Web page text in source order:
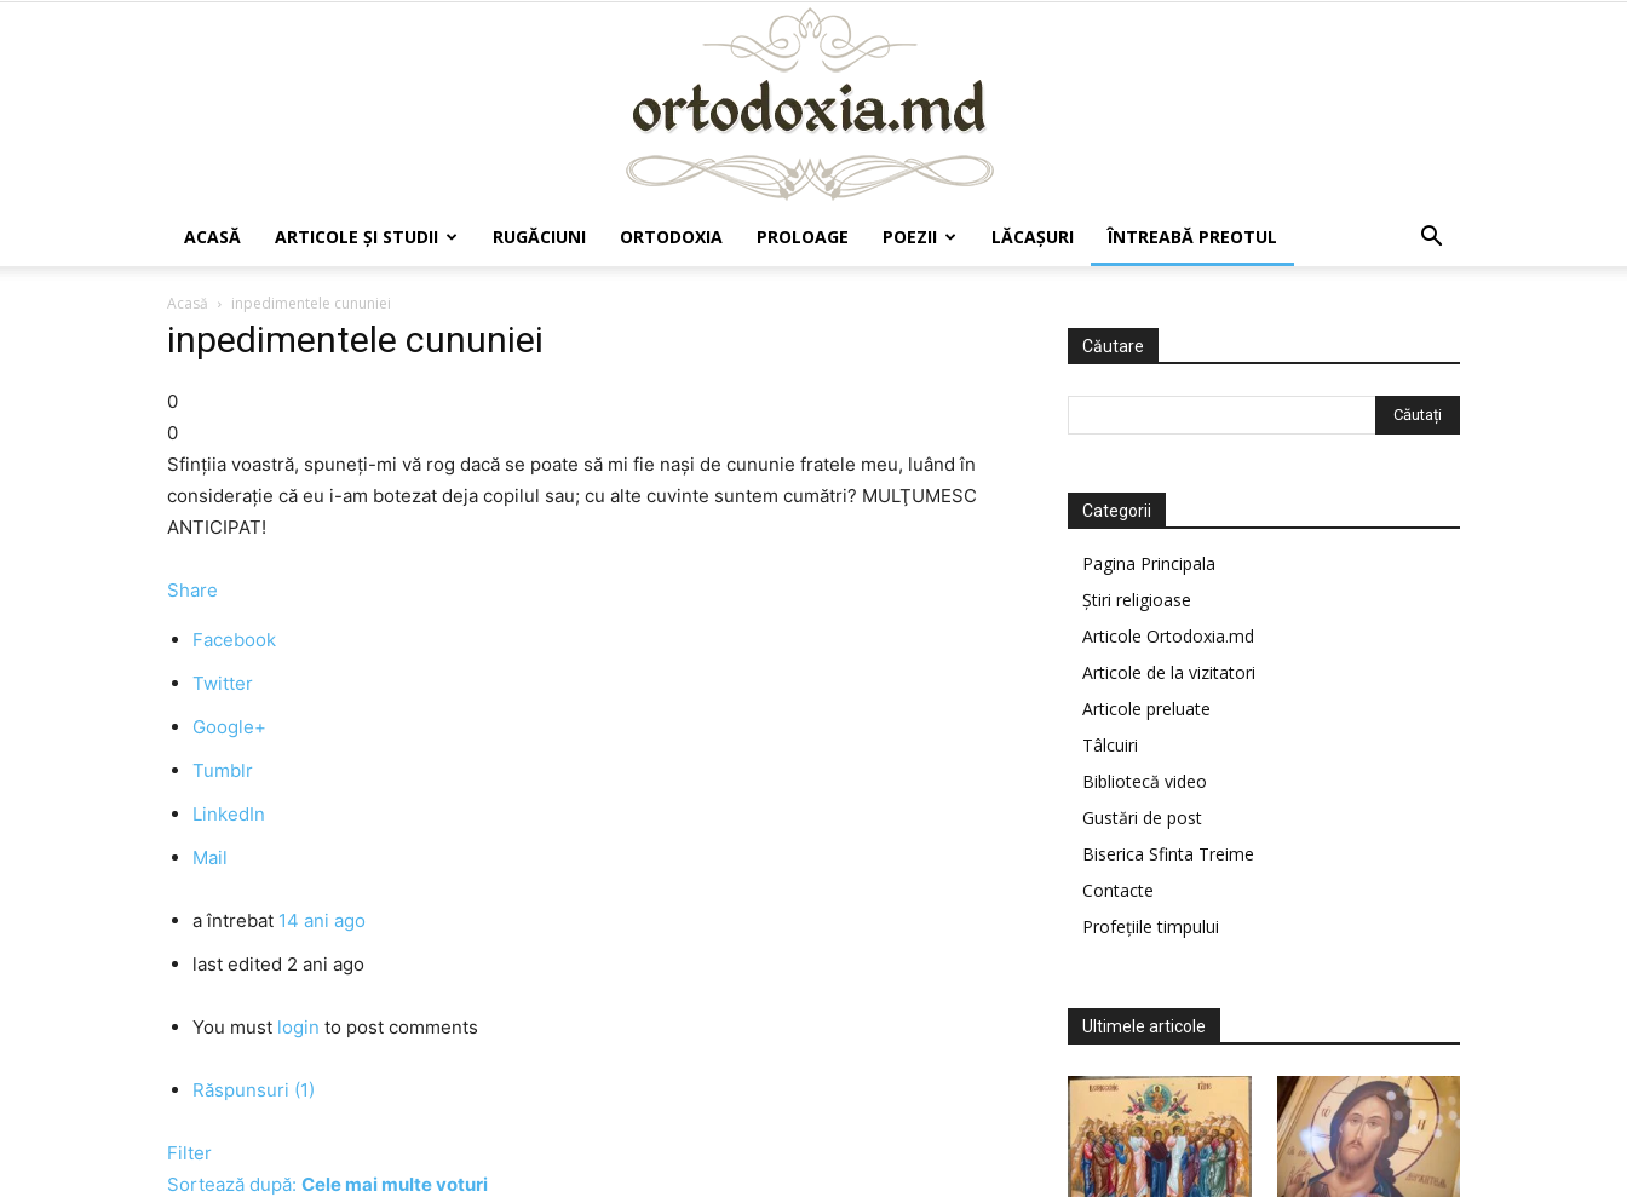
ACASĂ ARTICOLE ŞI STUDII RUGĂCIUNI ORTODOXIA PROLOAGE POEZII LĂCAŞURI ÎNTREABĂ PREOTUL
Acasă inpedimentele cununiei
inpedimentele cununiei
0
0
Sfinţiia voastră, spuneţi-mi vă rog dacă se poate să mi fie naşi de cununie fratele meu, luând în
consideraţie că eu i-am botezat deja copilul sau; cu alte cuvinte suntem cumătri? MULŢUMESC
ANTICIPAT!
Share
Facebook
Twitter
Google+
Tumblr
LinkedIn
Mail
a întrebat 14 ani ago
last edited 2 ani ago
You must login to post comments
Răspunsuri (1)
Filter
Sortează după: Cele mai multe voturi
Căutare
Categorii
Pagina Principala
Știri religioase
Articole Ortodoxia.md
Articole de la vizitatori
Articole preluate
Tâlcuiri
Bibliotecă video
Gustări de post
Biserica Sfinta Treime
Contacte
Profețiile timpului
Ultimele articole